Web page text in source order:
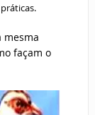
mesma
façam o